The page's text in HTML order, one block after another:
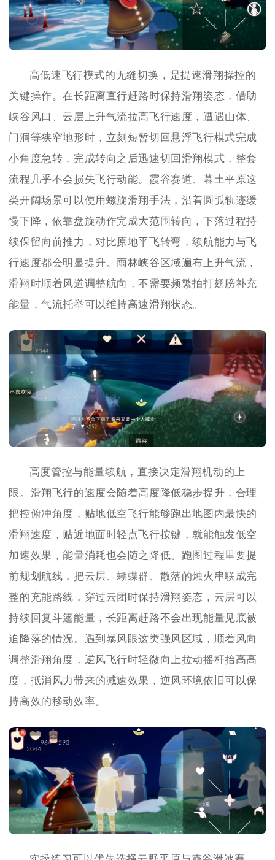
高低速飞行模式的无缝切换，是提速滑翔操控的
关键操作。在长距离直行赶路时保持滑翔姿态，借助
峡谷风口、云层上升气流拉高飞行速度，遭遇山体、
门洞等狭窄地形时，立刻短暂切回悬浮飞行模式完成
小角度急转，完成转向之后迅速切回滑翔模式，整套
流程几乎不会损失飞行动能。霞谷赛道、暮土平原这
类开阔场景可以使用螺旋滑翔手法，沿着圆弧轨迹缓
慢下降，依靠盘旋动作完成大范围转向，下落过程持
续保留向前推力，对比原地平飞转弯，续航能力与飞
行速度都会明显提升。雨林峡谷区域遍布上升气流，
滑翔时顺着风道调整航向，不需要频繁拍打翅膀补充
能量，气流托举可以维持高速滑翔状态。
高度管控与能量续航，直接决定滑翔机动的上
限。滑翔飞行的速度会随着高度降低稳步提升，合理
把控俯冲角度，贴地低空飞行能够跑出地图内最快的
滑翔速度，贴近地面时轻点飞行按键，就能触发低空
加速效果，能量消耗也会随之降低。跑图过程里要提
前规划航线，把云层、蝴蝶群、散落的烛火串联成完
整的充能路线，穿过云团时保持滑翔姿态，云层可以
持续回复斗篷能量，长距离赶路不会出现能量见底被
迫降落的情况。遇到暴风眼这类强风区域，顺着风向
调整滑翔角度，逆风飞行时轻微向上拉动摇杆抬高高
度，抵消风力带来的减速效果，逆风环境依旧可以保
持高效的移动效率。